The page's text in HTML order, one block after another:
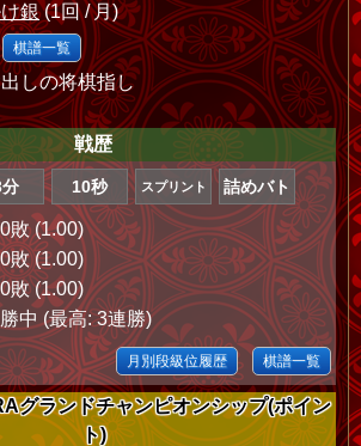
銀(1回 / 月)
棋譜一覧
しの将棋指し
戦歴
10秒 スプリント 詰めバト
敗 (1.00)
敗 (1.00)
敗 (1.00)
中 (最高: 3連勝)
月別段級位履歴 棋譜一覧
グランドチャンピオンシップ(ポイン
ト)